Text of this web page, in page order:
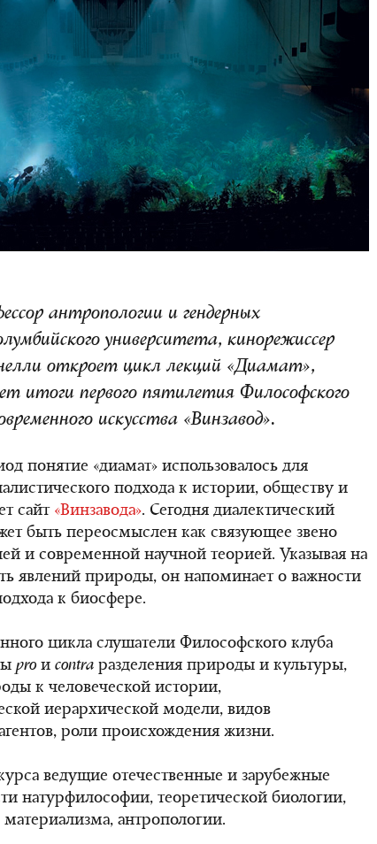
антропологии и гендерных
университета, кинорежиссер
откроет цикл лекций «Диамат»,
итоги первого пятилетия Философского
искусства «Винзавод».
понятие «диамат» использовалось для
подхода к истории, обществу и
сайт «Винзавода». Сегодня диалектический
быть переосмыслен как связующее звено
и современной научной теорией. Указывая на
явлений природы, он напоминает о важности
к биосфере.
цикла слушатели Философского клуба
pro и contra разделения природы и культуры,
к человеческой истории,
иерархической модели, видов
роли происхождения жизни.
ведущие отечественные и зарубежные
натурфилософии, теоретической биологии,
материализма, антропологии.